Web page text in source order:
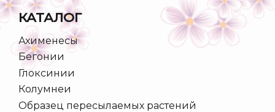
КАТАЛОГ
Ахименесы
Бегонии
Глоксинии
Колумнеи
Образец пересылаемых растений